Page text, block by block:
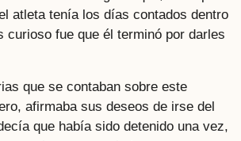
atleta tenía los días contados dentro
curioso fue que él terminó por darles
que se contaban sobre este
afirmaba sus deseos de irse del
que había sido detenido una vez,